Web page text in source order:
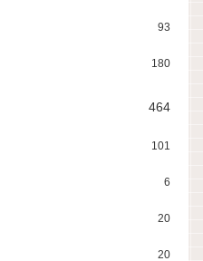
93
180
464
101
6
20
20